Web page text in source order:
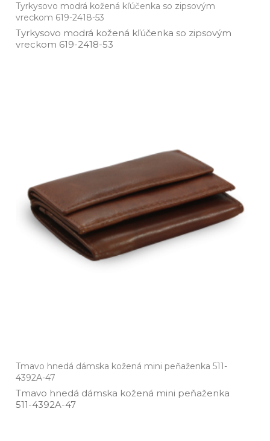
Tyrkysovo modrá kožená kľúčenka so zipsovým
vreckom 619-2418-53
Tyrkysovo modrá kožená kľúčenka so zipsovým
vreckom 619­-2418­-53
Tmavo hnedá dámska kožená mini peňaženka 511-
4392A-47
Tmavo hnedá dámska kožená mini peňaženka
511­-4392A­-47